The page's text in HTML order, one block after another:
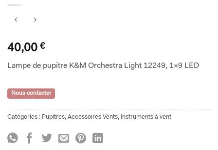
40,00 €
Lampe de pupitre K&M Orchestra Light 12249, 1×9 LED
Nous contacter
Catégories : Pupitres, Accessoires Vents, Instruments à vent